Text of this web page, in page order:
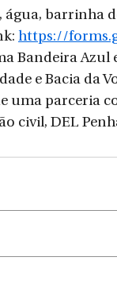
barrinha
https://
Bandeira Azul
e Bacia da
uma parceria
civil, DEL